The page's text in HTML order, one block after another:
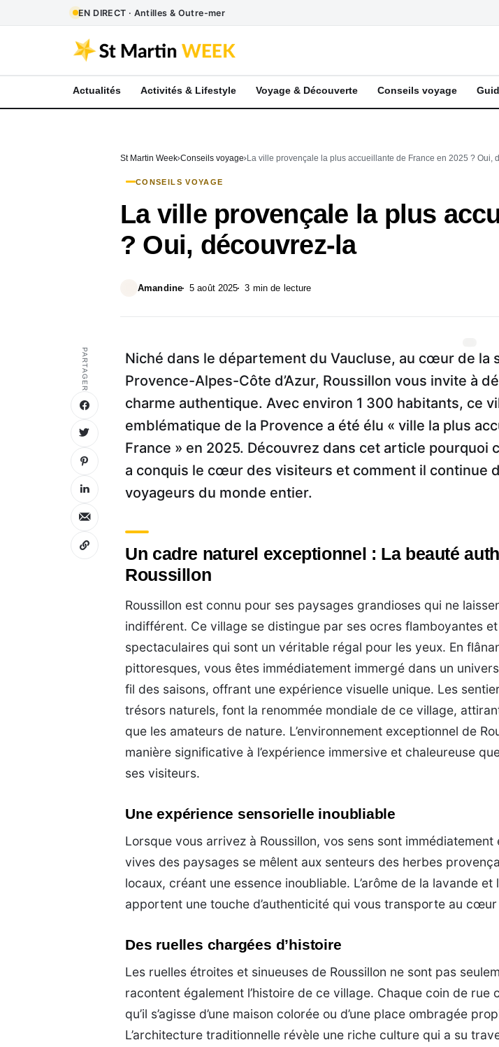
EN DIRECT · Antilles & Outre-mer
Actualités Activités & Lifestyle Voyage & Découverte Conseils voyage
St Martin Week Conseils voyage La ville provençale la plus accueillante de France en 2025 ? Oui,
CONSEILS VOYAGE
La ville provençale la plus
? Oui, découvrez‑la
Amandine 5 août 2025 3 min de lecture
PARTAGER
Niché dans le département du Vaucluse, au cœur de la
Provence-Alpes-Côte d’Azur, Roussillon vous invite à
charme authentique. Avec environ 1 300 habitants, ce
emblématique de la Provence a été élu « ville la plus
France » en 2025. Découvrez dans cet article pourquoi
a conquis le cœur des visiteurs et comment il continue
voyageurs du monde entier.
Un cadre naturel exceptionnel : La beauté
Roussillon
Roussillon est connu pour ses paysages grandioses qui ne
indifférent. Ce village se distingue par ses ocres flamboyantes
spectaculaires qui sont un véritable régal pour les yeux. En
pittoresques, vous êtes immédiatement immergé dans un
fil des saisons, offrant une expérience visuelle unique. Les
trésors naturels, font la renommée mondiale de ce village,
que les amateurs de nature. L’environnement exceptionnel de
manière significative à l’expérience immersive et chaleureuse
ses visiteurs.
Une expérience sensorielle inoubliable
Lorsque vous arrivez à Roussillon, vos sens sont immédiatement
vives des paysages se mêlent aux senteurs des herbes
locaux, créant une essence inoubliable. L’arôme de la lavande
apportent une touche d’authenticité qui vous transporte au
Des ruelles chargées d’histoire
Les ruelles étroites et sinueuses de Roussillon ne sont pas
racontent également l’histoire de ce village. Chaque coin de rue
qu’il s’agisse d’une maison colorée ou d’une place ombragée
L’architecture traditionnelle révèle une riche culture qui a su